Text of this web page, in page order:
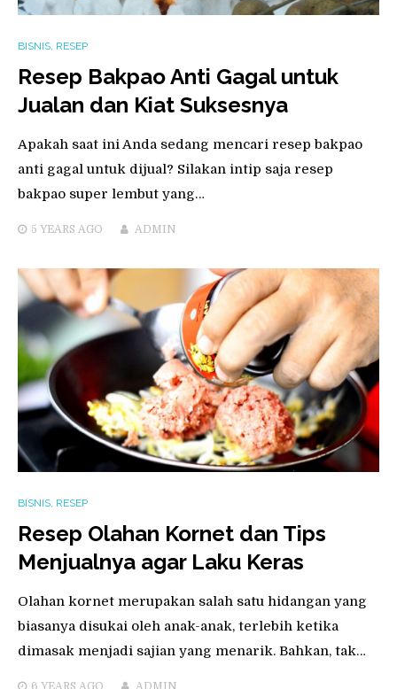
BISNIS RESEP
Resep Bakpao Anti Gagal untuk
Jualan dan Kiat Suksesnya
Apakah saat ini Anda sedang mencari resep bakpao
anti gagal untuk dijual? Silakan intip saja resep
bakpao super lembut yang…
5 YEARS AGO ADMIN
BISNIS, RESEP
Resep Olahan Kornet dan Tips
Menjualnya agar Laku Keras
Olahan kornet merupakan salah satu hidangan yang
biasanya disukai oleh anak-anak, terlebih ketika
dimasak menjadi sajian yang menarik. Bahkan, tak…
6 YEARS AGO ADMIN